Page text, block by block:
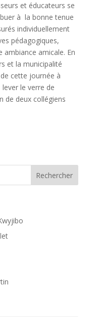
et éducateurs se
à la bonne tenue
individuellement
pédagogiques,
ambiance amicale. En
et la municipalité
cette journée à
le verre de
de deux collégiens